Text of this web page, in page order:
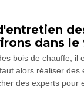
dans le
bois de chauffe, il
alors réaliser
des experts pour